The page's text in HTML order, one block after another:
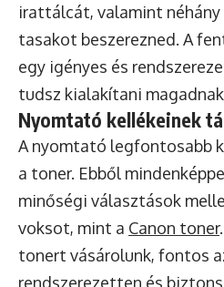
irattálcát, valamint
tasakot beszerezned. A
egy igényes és
tudsz kialakítani
Nyomtató kellékeinek
A nyomtató legfontosabb
a toner. Ebből
minőségi választások
voksot, mint a Canon toner
tonert vásárolunk, fontos
rendszerezetten és